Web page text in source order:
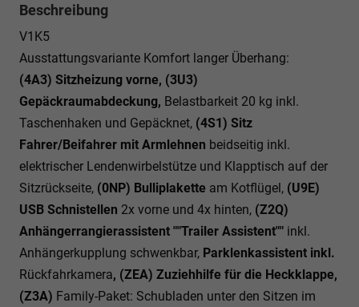
Beschreibung
V1K5
Ausstattungsvariante Komfort langer Überhang:
(4A3) Sitzheizung vorne, (3U3)
Gepäckraumabdeckung, Belastbarkeit 20 kg inkl.
Taschenhaken und Gepäcknet, (4S1) Sitz
Fahrer/Beifahrer mit Armlehnen beidseitig inkl.
elektrischer Lendenwirbelstütze und Klapptisch auf der
Sitzrückseite, (0NP) Bulliplakette am Kotflügel, (U9E)
USB Schnistellen 2x vorne und 4x hinten, (Z2Q)
Anhängerrangierassistent ""Trailer Assistent"" inkl.
Anhängerkupplung schwenkbar, Parklenkassistent inkl.
Rückfahrkamera, (ZEA) Zuziehhilfe für die Heckklappe,
(Z3A) Family-Paket: Schubladen unter den Sitzen im